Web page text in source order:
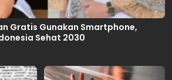
Gratis Gunakan Smartphone,
Sehat 2030